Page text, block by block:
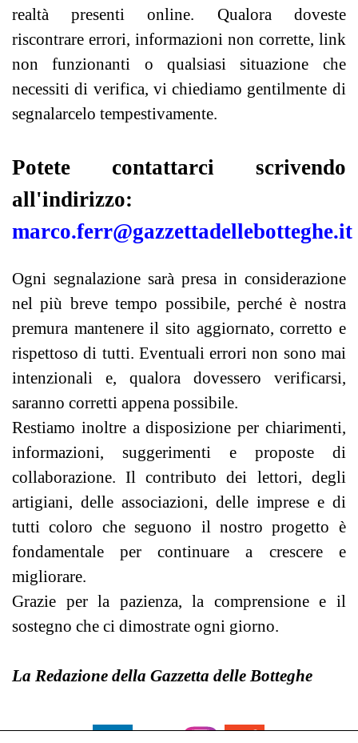
realtà presenti online. Qualora doveste
riscontrare errori, informazioni non corrette, link
non funzionanti o qualsiasi situazione che
necessiti di verifica, vi chiediamo gentilmente di
segnalarcelo tempestivamente.
Potete contattarci scrivendo
all'indirizzo:
marco.ferr@gazzettadellebotteghe.it
Ogni segnalazione sarà presa in considerazione
nel più breve tempo possibile, perché è nostra
premura mantenere il sito aggiornato, corretto e
rispettoso di tutti. Eventuali errori non sono mai
intenzionali e, qualora dovessero verificarsi,
saranno corretti appena possibile.
Restiamo inoltre a disposizione per chiarimenti,
informazioni, suggerimenti e proposte di
collaborazione. Il contributo dei lettori, degli
artigiani, delle associazioni, delle imprese e di
tutti coloro che seguono il nostro progetto è
fondamentale per continuare a crescere e
migliorare.
Grazie per la pazienza, la comprensione e il
sostegno che ci dimostrate ogni giorno.
La Redazione della Gazzetta delle Botteghe